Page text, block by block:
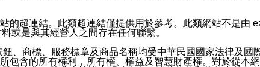
方帳號或認證官方帳號的通知型訊息。
的超連結。此類超連結僅提供用於參考。此類網站不是由
或是與其經營人之間存在任何聯繫。
、商標、服務標章及商品名稱均受中華民國國家法律及國
包含的所有權利，所有權、權益及智慧財產權。對於從本